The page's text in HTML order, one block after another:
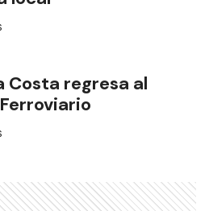
Costa regresa al